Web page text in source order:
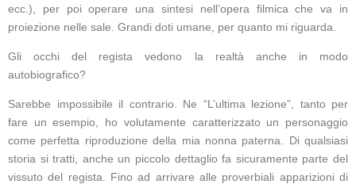
ecc.), per poi operare una sintesi nell’opera filmica che va in
proiezione nelle sale. Grandi doti umane, per quanto mi riguarda.
Gli occhi del regista vedono la realtà anche in modo
autobiografico?
Sarebbe impossibile il contrario. Ne “L’ultima lezione”, tanto per
fare un esempio, ho volutamente caratterizzato un personaggio
come perfetta riproduzione della mia nonna paterna. Di qualsiasi
storia si tratti, anche un piccolo dettaglio fa sicuramente parte del
vissuto del regista. Fino ad arrivare alle proverbiali apparizioni di